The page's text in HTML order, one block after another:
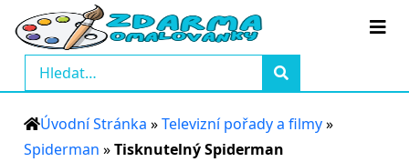
Úvodní Stránka »Televizní pořady a filmy»
Spiderman »Tisknutelný Spiderman